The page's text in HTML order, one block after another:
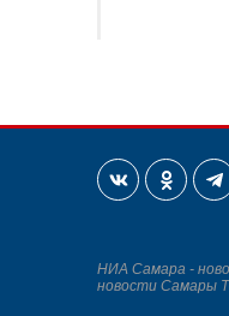
НИА Самара -
новости Самары